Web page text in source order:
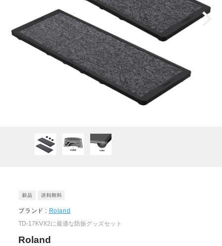
ブランド : Roland
TD-17KVX2に最適な防振グッズセット
Roland